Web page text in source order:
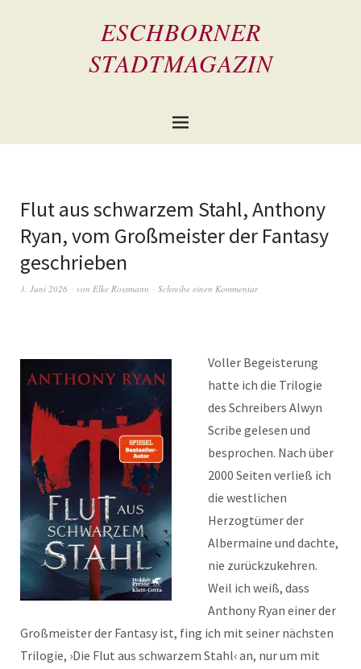
ESCHBORNER
STADTMAGAZIN
Flut aus schwarzem Stahl, Anthony
Ryan, vom Großmeister der Fantasy
geschrieben
3. Juni 2026 von Elke Rossmann Schreibe einen Kommentar
Voller Begeisterung
hatte ich die Trilogie
des Schreibers Alwyn
Scribe gelesen und
besprochen. Nach über
2000 Seiten verließ ich
die westlichen
Herzogtümer der
Albermaine und dachte,
nie zurückzukehren.
Weil ich weiß, dass
Anthony Ryan einer der
Großmeister der Fantasy ist, fing ich mit seiner nächsten
Trilogie, ›Die Flut aus schwarzem Stahl‹ an, nur um mit